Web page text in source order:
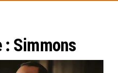
: Simmons